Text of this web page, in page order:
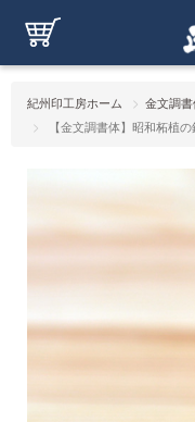
紀州印工房ホーム
金文調
【金文調書体】昭和柘植